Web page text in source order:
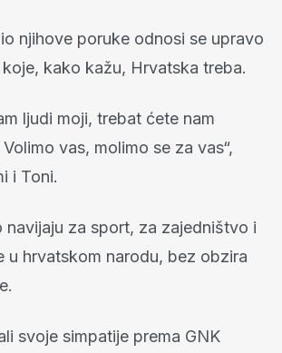
njihove poruke odnosi se upravo
kako kažu, Hrvatska treba.
ljudi moji, trebat ćete nam
vas, molimo se za vas“,
i Toni.
navijaju za sport, za zajedništvo i
u hrvatskom narodu, bez obzira
svoje simpatije prema GNK